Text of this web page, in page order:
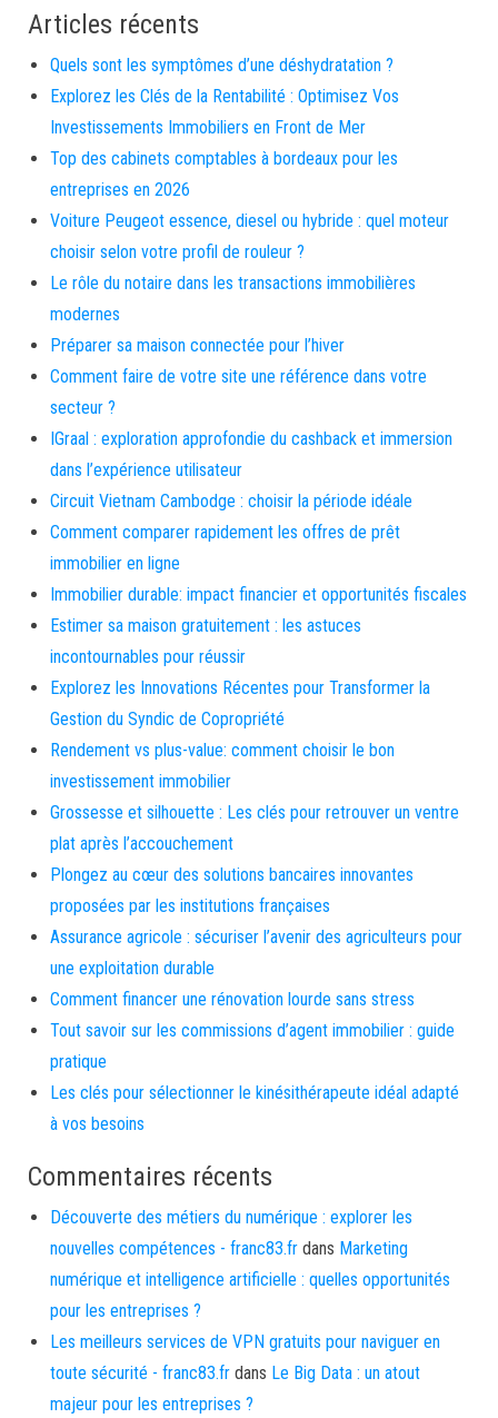
Articles récents
Quels sont les symptômes d’une déshydratation ?
Explorez les Clés de la Rentabilité : Optimisez Vos
Investissements Immobiliers en Front de Mer
Top des cabinets comptables à bordeaux pour les
entreprises en 2026
Voiture Peugeot essence, diesel ou hybride : quel moteur
choisir selon votre profil de rouleur ?
Le rôle du notaire dans les transactions immobilières
modernes
Préparer sa maison connectée pour l’hiver
Comment faire de votre site une référence dans votre
secteur ?
IGraal : exploration approfondie du cashback et immersion
dans l’expérience utilisateur
Circuit Vietnam Cambodge : choisir la période idéale
Comment comparer rapidement les offres de prêt
immobilier en ligne
Immobilier durable: impact financier et opportunités fiscales
Estimer sa maison gratuitement : les astuces
incontournables pour réussir
Explorez les Innovations Récentes pour Transformer la
Gestion du Syndic de Copropriété
Rendement vs plus-value: comment choisir le bon
investissement immobilier
Grossesse et silhouette : Les clés pour retrouver un ventre
plat après l’accouchement
Plongez au cœur des solutions bancaires innovantes
proposées par les institutions françaises
Assurance agricole : sécuriser l’avenir des agriculteurs pour
une exploitation durable
Comment financer une rénovation lourde sans stress
Tout savoir sur les commissions d’agent immobilier : guide
pratique
Les clés pour sélectionner le kinésithérapeute idéal adapté
à vos besoins
Commentaires récents
Découverte des métiers du numérique : explorer les
nouvelles compétences - franc83.fr dans Marketing
numérique et intelligence artificielle : quelles opportunités
pour les entreprises ?
Les meilleurs services de VPN gratuits pour naviguer en
toute sécurité - franc83.fr dans Le Big Data : un atout
majeur pour les entreprises ?